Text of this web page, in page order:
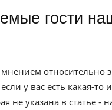
относительно
у вас есть какая-то
не указана в статье -